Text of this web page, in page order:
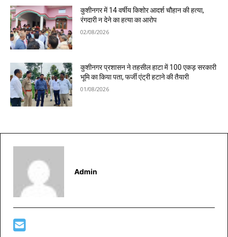
कुशीनगर में 14 वर्षीय किशोर आदर्श चौहान की हत्या,
रंगदारी न देने का हत्या का आरोप
02/08/2026
कुशीनगर प्रशासन ने तहसील हाटा में 100 एकड़ सरकारी
भूमि का किया पता, फर्जी एंट्री हटाने की तैयारी
01/08/2026
Admin